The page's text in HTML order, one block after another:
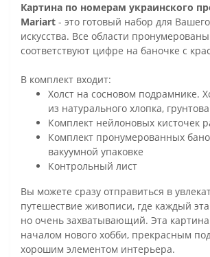
Картина по номерам украинского
Mariart - это готовый набор для
искусства. Все области
соответствуют цифре на баночке с
В комплект входит:
Холст на сосновом подрамнике.
из натурального хлопка,
Комплект нейлоновых кисточек
Комплект пронумерованных
вакуумной упаковке
Контрольный лист
Вы можете сразу отправиться в
путешествие живописи, где каждый
но очень захватывающий. Эта
началом нового хобби, прекрасным
хорошим элементом интерьера.